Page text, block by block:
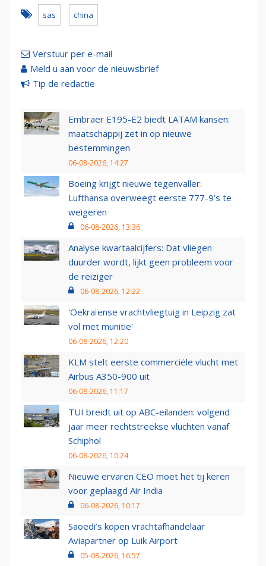
sas china
Verstuur per e-mail
Meld u aan voor de nieuwsbrief
Tip de redactie
Embraer E195-E2 biedt LATAM kansen:
maatschappij zet in op nieuwe
bestemmingen
06-08-2026, 14:27
Boeing krijgt nieuwe tegenvaller:
Lufthansa overweegt eerste 777-9’s te
weigeren
06-08-2026, 13:36
Analyse kwartaalcijfers: Dat vliegen
duurder wordt, lijkt geen probleem voor
de reiziger
06-08-2026, 12:22
'Oekraïense vrachtvliegtuig in Leipzig zat
vol met munitie'
06-08-2026, 12:20
KLM stelt eerste commerciële vlucht met
Airbus A350-900 uit
06-08-2026, 11:17
TUI breidt uit op ABC-eilanden: volgend
jaar meer rechtstreekse vluchten vanaf
Schiphol
06-08-2026, 10:24
Nieuwe ervaren CEO moet het tij keren
voor geplaagd Air India
06-08-2026, 10:17
Saoedi’s kopen vrachtafhandelaar
Aviapartner op Luik Airport
05-08-2026, 16:57